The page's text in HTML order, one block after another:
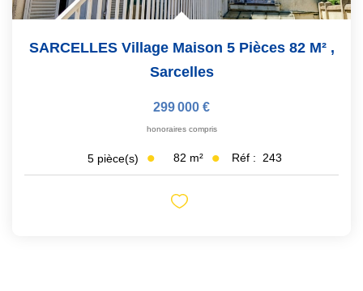
SARCELLES Village Maison 5 Pièces 82 M² ,
Sarcelles
299 000 €
honoraires compris
5 pièce(s) 82 m² Réf : 243